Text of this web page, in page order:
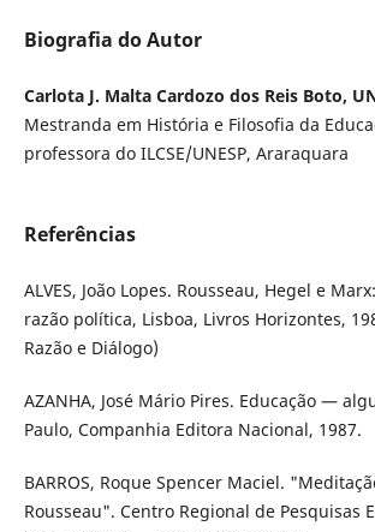
Biografia do Autor
Carlota J. Malta Cardozo dos Reis Boto,
Mestranda em História e Filosofia da
professora do ILCSE/UNESP, Araraquara
Referências
ALVES, João Lopes. Rousseau, Hegel e
razão política, Lisboa, Livros Horizontes,
Razão e Diálogo)
AZANHA, José Mário Pires. Educação —
Paulo, Companhia Editora Nacional, 1987.
BARROS, Roque Spencer Maciel.
Rousseau". Centro Regional de Pesquisas